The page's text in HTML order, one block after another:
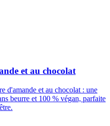
et au chocolat
d'amande et au chocolat : une
beurre et 100 % végan, parfaite